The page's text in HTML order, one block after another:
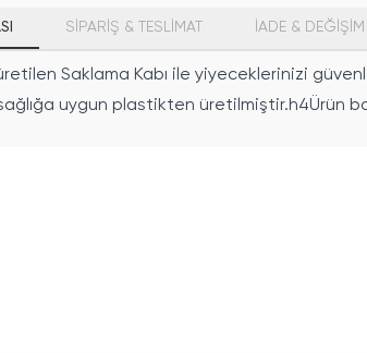
SİPARİŞ & TESLİMAT İADE & DEĞİŞİM
Saklama Kabı ile yiyeceklerinizi
uygun plastikten üretilmiştir.h4Ürün